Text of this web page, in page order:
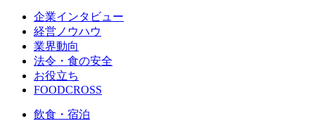
企業インタビュー
経営ノウハウ
業界動向
法令・食の安全
お役立ち
FOODCROSS
飲食・宿泊